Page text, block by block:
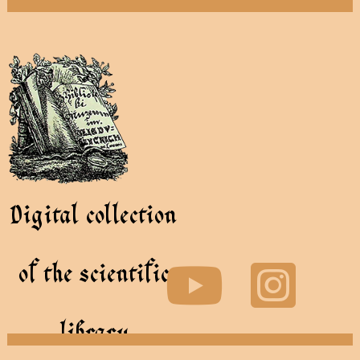
Digital collection
of the scientific
library